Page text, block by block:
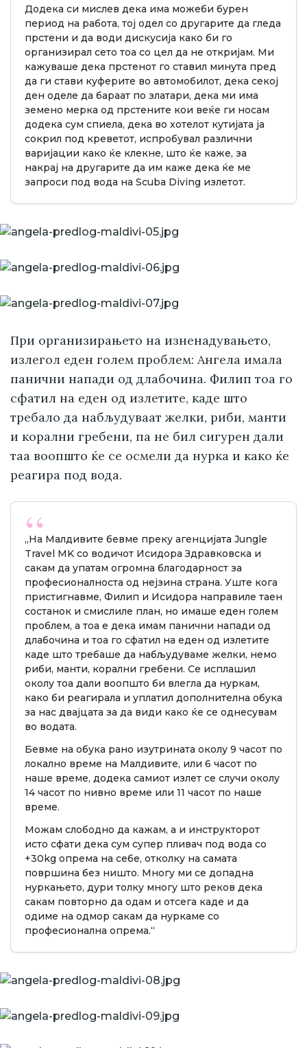
Додека си мислев дека има можеби бурен
период на работа, тој одел со другарите да гледа
прстени и да води дискусија како би го
организирал сето тоа со цел да не откријам. Ми
кажуваше дека прстенот го ставил минута пред
да ги стави куферите во автомобилот, дека секој
ден оделе да бараат по златари, дека ми има
земено мерка од прстените кои веќе ги носам
додека сум спиела, дека во хотелот кутијата ја
сокрил под креветот, испробувал различни
варијации како ќе клекне, што ќе каже, за
накрај на другарите да им каже дека ќе ме
запроси под вода на Scuba Diving излетот.
При организирањето на изненадувањето,
излегол еден голем проблем: Ангела имала
панични напади од длабочина. Филип тоа го
сфатил на еден од излетите, каде што
требало да набљудуваат желки, риби, манти
и корални гребени, па не бил сигурен дали
таа воопшто ќе се осмели да нурка и како ќе
реагира под вода.
„На Малдивите бевме преку агенцијата Jungle
Travel MK со водичот Исидора Здравковска и
сакам да упатам огромна благодарност за
професионалноста од нејзина страна. Уште кога
пристигнавме, Филип и Исидора направиле таен
состанок и смислиле план, но имаше еден голем
проблем, а тоа е дека имам панични напади од
длабочина и тоа го сфатил на еден од излетите
каде што требаше да набљудуваме желки, немо
риби, манти, корални гребени. Се исплашил
околу тоа дали воопшто би влегла да нуркам,
како би реагирала и уплатил дополнителна обука
за нас двајцата за да види како ќе се однесувам
во водата.
Бевме на обука рано изутрината околу 9 часот по
локално време на Малдивите, или 6 часот по
наше време, додека самиот излет се случи околу
14 часот по нивно време или 11 часот по наше
време.
Можам слободно да кажам, а и инструкторот
исто сфати дека сум супер пливач под вода со
+30kg опрема на себе, отколку на самата
површина без ништо. Многу ми се допадна
нуркањето, дури толку многу што реков дека
сакам повторно да одам и отсега каде и да
одиме на одмор сакам да нуркаме со
професионална опрема.“